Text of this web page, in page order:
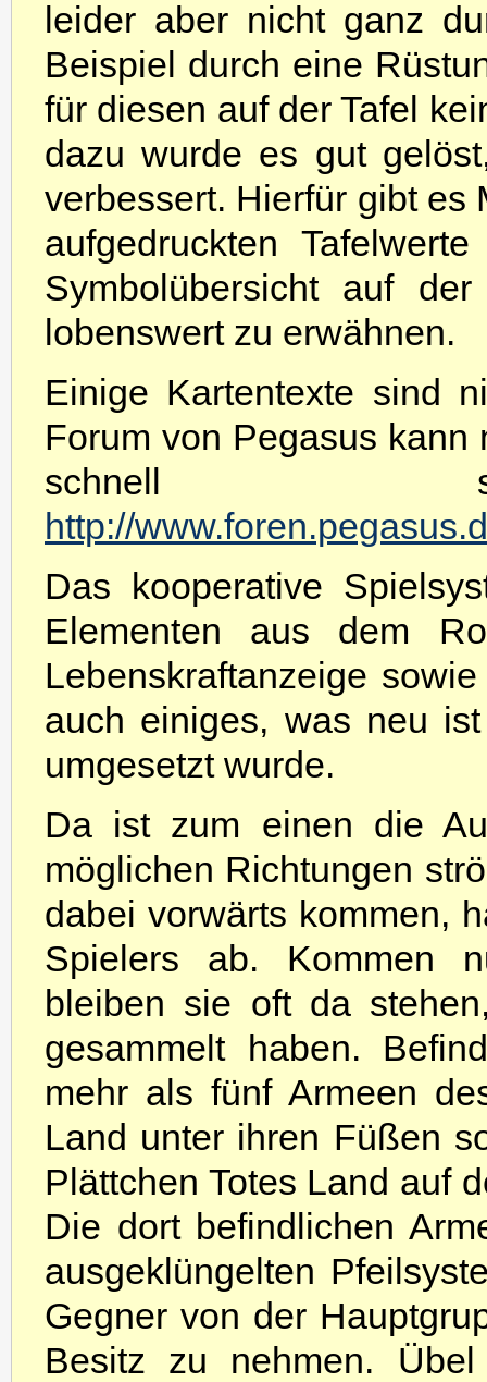
leider aber nicht ganz
Beispiel durch eine
für diesen auf der Tafel
dazu wurde es gut
verbessert. Hierfür gibt es
aufgedruckten
Symbolübersicht auf
lobenswert zu erwähnen.
Einige Kartentexte sind
Forum von Pegasus
schnell
http://
Das kooperative
Elementen aus dem
Lebenskraftanzeige
auch einiges, was neu
umgesetzt wurde.
Da ist zum einen die
möglichen Richtungen
dabei vorwärts kommen,
Spielers ab. Kommen
bleiben sie oft da
gesammelt haben.
mehr als fünf Armeen
Land unter ihren Füßen
Plättchen Totes Land auf
Die dort befindlichen
ausgeklüngelten
Gegner von der
Besitz zu nehmen.